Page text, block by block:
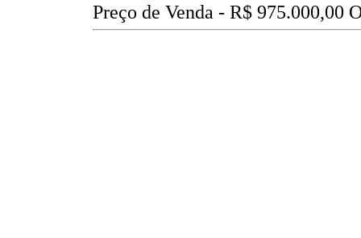
Preço de Venda - R$ 975.000,00